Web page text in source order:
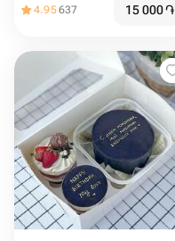
4.95637 15 000֏